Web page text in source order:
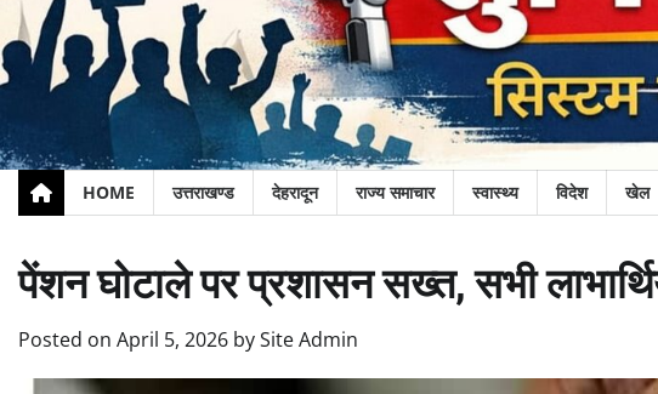
HOME उत्तराखण्ड देहरादून राज्य समाचार स्वास्थ्य विदेश खेल
पेंशन घोटाले पर प्रशासन सख्त, सभी
Posted on April 5, 2026 bySite Admin